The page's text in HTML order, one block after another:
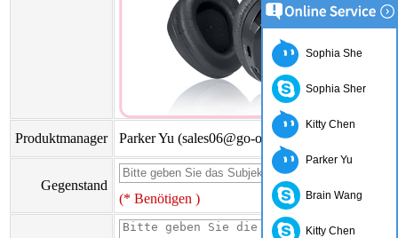
Produktmanager Parker Yu (sales06@go-on.cn)
Gegenstand
(* Benötigen )
Sophia She
Sophia Sher
Kitty Chen
Parker Yu
Brain Wang
Kitty Chen